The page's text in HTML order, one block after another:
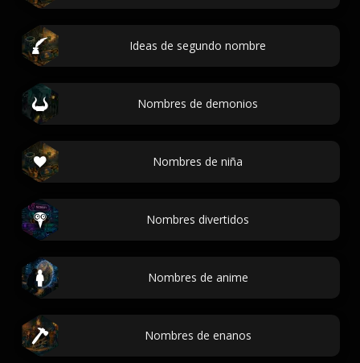
Ideas de segundo nombre
Nombres de demonios
Nombres de niña
Nombres divertidos
Nombres de anime
Nombres de enanos